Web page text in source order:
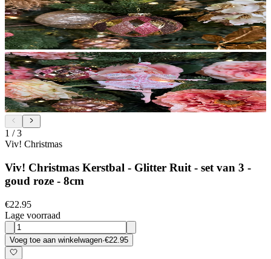
1 /3
Viv! Christmas
Viv! Christmas Kerstbal - Glitter Ruit - set van 3 -
goud roze - 8cm
€22.95
Lage voorraad
Voeg toe aan winkelwagen·€22.95